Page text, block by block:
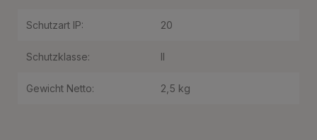
Schutzart IP: 20
Schutzklasse: II
Gewicht Netto: 2,5 kg